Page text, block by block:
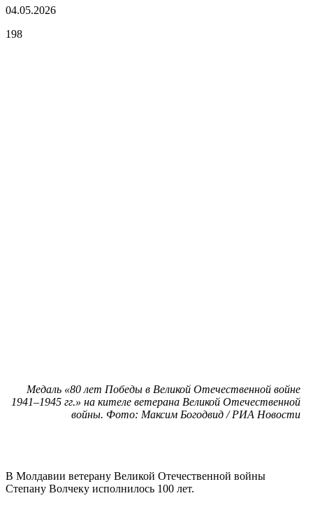
04.05.2026
198
Медаль «80 лет Победы в Великой Отечественной войне
1941–1945 гг.» на кителе ветерана Великой Отечественной
войны. Фото: Максим Богодвид / РИА Новости
В Молдавии ветерану Великой Отечественной войны
Степану Волчеку исполнилось 100 лет.